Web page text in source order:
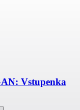
Vstupenka